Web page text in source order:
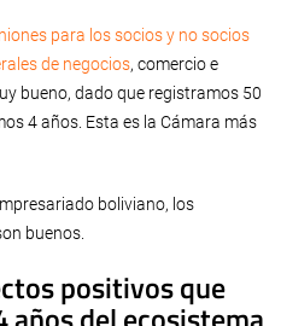
para los socios y no socios
de negocios, comercio e
bueno, dado que registramos 50
4 años. Esta es la Cámara más
boliviano, los
buenos.
positivos que